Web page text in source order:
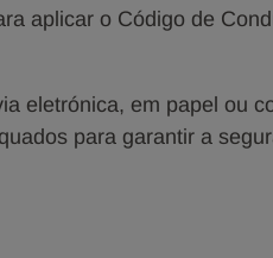
aplicar o Código de
eletrónica, em papel ou
para garantir a